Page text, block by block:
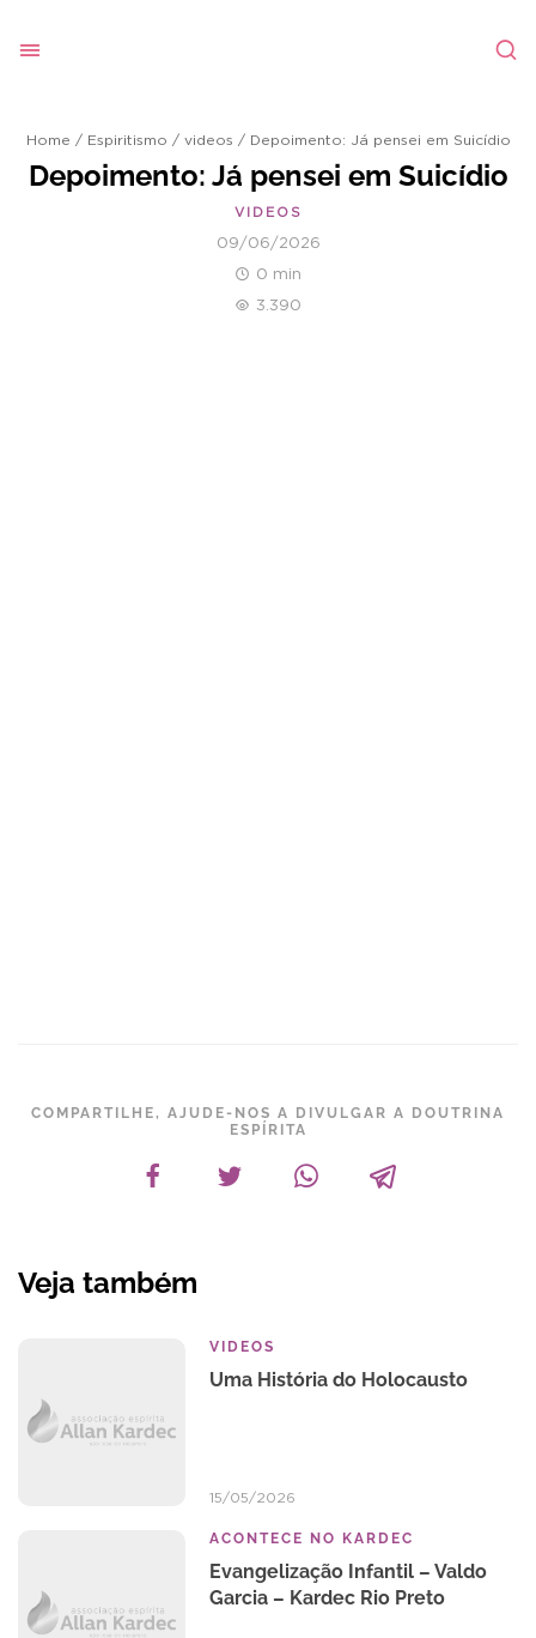
Home / Espiritismo / videos / Depoimento: Já pensei em Suicídio
Depoimento: Já pensei em Suicídio
VIDEOS
09/06/2026
0 min
3.390
COMPARTILHE, AJUDE-NOS A DIVULGAR A DOUTRINA
ESPÍRITA
Veja também
VIDEOS
Uma História do Holocausto
15/05/2026
ACONTECE NO KARDEC
Evangelização Infantil – Valdo
Garcia – Kardec Rio Preto